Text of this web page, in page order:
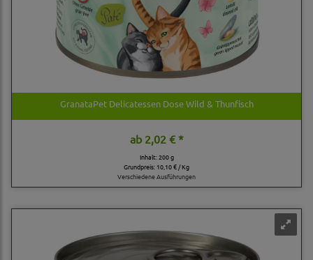
GranataPet Delicatessen Dose Wild & Thunfisch
ab2,02 € *
Inhalt: 200 g
Grundpreis: 10,10 € / Kg
Verschiedene Ausführungen